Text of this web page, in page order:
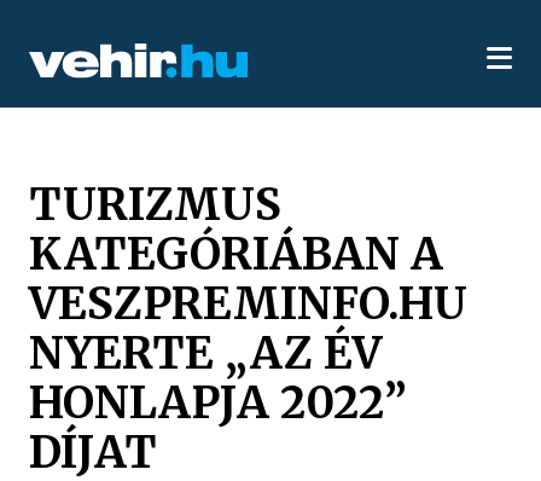
TURIZMUS
KATEGÓRIÁBAN A
VESZPREMINFO.HU
NYERTE „AZ ÉV
HONLAPJA 2022”
DÍJAT